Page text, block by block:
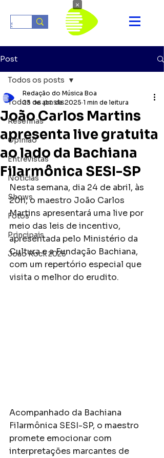
Post
Todos os posts
Resenhas
Opinião
Entrevistas
Notícias
Shows
Fotos
Principais
João Rock 2025
Todos os posts
João Carlos Martins
apresenta live gratuita
ao lado da Bachiana
Filarmônica SESI-SP
Redação do Música Boa
23 de abr. de 2025 1 min de leitura
Nesta semana, dia 24 de abril, às
20h, o maestro João Carlos
Martins apresentará uma live por
meio das leis de incentivo,
apresentada pelo Ministério da
Cultura e a Fundação Bachiana,
com um repertório especial que
visita o melhor do erudito.
Acompanhado da Bachiana
Filarmônica SESI-SP, o maestro
promete emocionar com
interpretações marcantes de
×